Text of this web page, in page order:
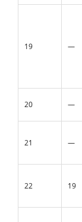
19 —
20 —
21 —
22 19